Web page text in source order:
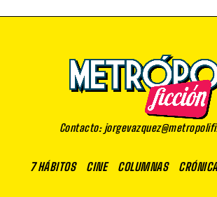
Contacto:
7 HÁBITOS CINE COLUMNAS